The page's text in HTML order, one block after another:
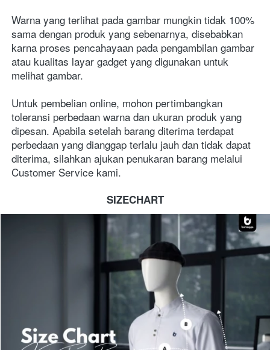
Warna yang terlihat pada gambar mungkin tidak 100%
sama dengan produk yang sebenarnya, disebabkan
karna proses pencahayaan pada pengambilan gambar
atau kualitas layar gadget yang digunakan untuk
melihat gambar.
Untuk pembelian online, mohon pertimbangkan
toleransi perbedaan warna dan ukuran produk yang
dipesan. Apabila setelah barang diterima terdapat
perbedaan yang dianggap terlalu jauh dan tidak dapat
diterima, silahkan ajukan penukaran barang melalui
Customer Service kami.
SIZECHART